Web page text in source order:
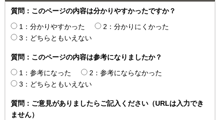
質問：このページの内容は分かりやすかったですか？
1：分かりやすかった
2：分かりにくかった
3：どちらともいえない
質問：このページの内容は参考になりましたか？
1：参考になった
2：参考にならなかった
3：どちらともいえない
質問：ご意見がありましたらご記入ください（URLは入力でき
ません）